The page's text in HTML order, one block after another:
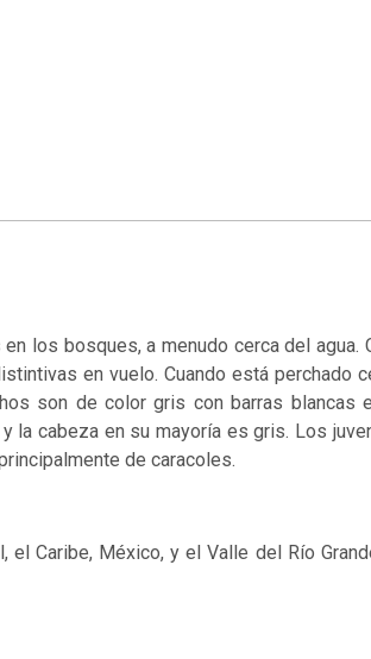
los bosques, a menudo cerca del agua.
en vuelo. Cuando está perchado
son de color gris con barras blancas
la cabeza en su mayoría es gris. Los
de caracoles.
el Caribe, México, y el Valle del Río